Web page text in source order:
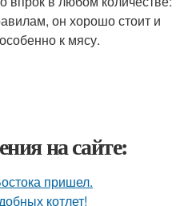
он хорошо стоит и
к мясу.
на сайте:
пришел.
котлет!